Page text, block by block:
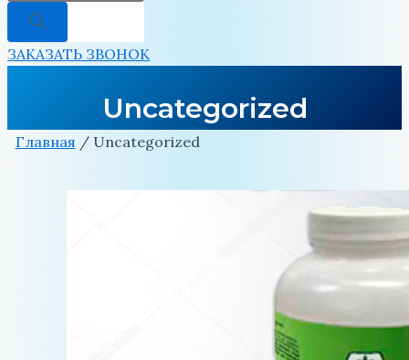
ЗАКАЗАТЬ ЗВОНОК
Uncategorized
Главная / Uncategorized